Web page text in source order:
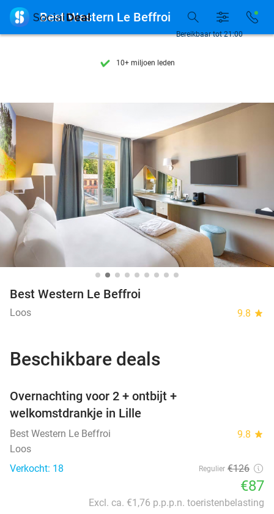
7 dagen per week beschikbaar
7 dagen per week beschikbaar
10+ miljoen leden
Bereikbaar tot 21:00
 Best Western Le Beffroi
Best Western Le Beffroi
Loos 9.8 star
Beschikbare deals
Overnachting voor 2 + ontbijt +
welkomstdrankje in Lille
Best Western Le Beffroi 9.8 star
Loos
Verkocht: 18
Regulier €126
€87
Excl. ca. €1,76 p.p.p.n. toeristenbelasting